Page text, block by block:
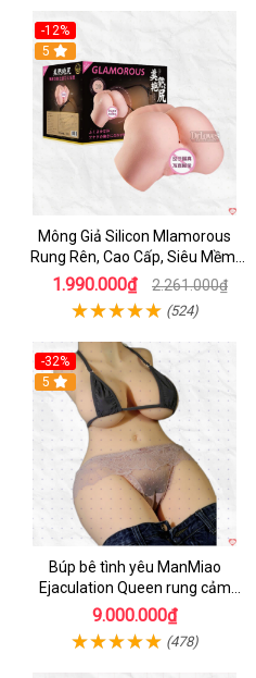
-12%
Hot
5
Mông Giả Silicon Mlamorous
Rung Rên, Cao Cấp, Siêu Mềm,
Hót
1.990.000₫ 2.261.000₫
(524)
-32%
5
Búp bê tình yêu ManMiao
Ejaculation Queen rung cảm
biến sưởi ấm phun nước thông
minh
9.000.000₫
(478)